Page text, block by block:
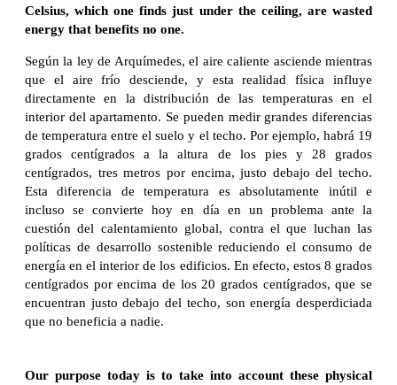
Celsius, which one finds just under the ceiling, are wasted
energy that benefits no one.
Según la ley de Arquímedes, el aire caliente asciende mientras
que el aire frío desciende, y esta realidad física influye
directamente en la distribución de las temperaturas en el
interior del apartamento. Se pueden medir grandes diferencias
de temperatura entre el suelo y el techo. Por ejemplo, habrá 19
grados centígrados a la altura de los pies y 28 grados
centígrados, tres metros por encima, justo debajo del techo.
Esta diferencia de temperatura es absolutamente inútil e
incluso se convierte hoy en día en un problema ante la
cuestión del calentamiento global, contra el que luchan las
políticas de desarrollo sostenible reduciendo el consumo de
energía en el interior de los edificios. En efecto, estos 8 grados
centígrados por encima de los 20 grados centígrados, que se
encuentran justo debajo del techo, son energía desperdiciada
que no beneficia a nadie.
Our purpose today is to take into account these physical